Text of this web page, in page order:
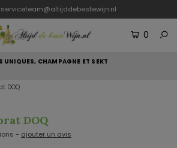
serviceteam@altijddebestewijn.nl
0
UNIQUES, CHAMPAGNE ET SEKT
DOQ
DOQ
- ajouter un avis